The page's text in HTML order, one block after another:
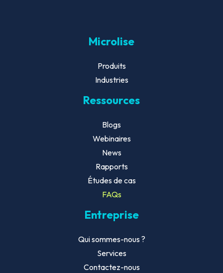
Microlise
Produits
Industries
Ressources
Blogs
Webinaires
News
Rapports
Études de cas
FAQs
Entreprise
Qui sommes-nous ?
Services
Contactez-nous